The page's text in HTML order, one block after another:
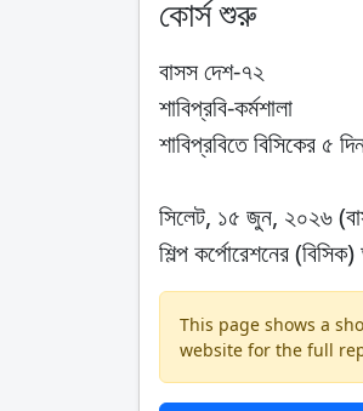
কোর্স শুরু
বাসস দেশ-৭২
শাবিপ্রবি-কর্মশালা
শাবিপ্রবিতে বিসিকের ৫
সিলেট, ১৫ জুন, ২০২৬
শিল্প কর্পোরেশনের
This page shows a
website for the full